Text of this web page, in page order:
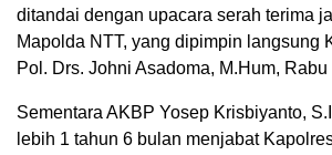
ditandai dengan upacara serah terima
Mapolda NTT, yang dipimpin langsung
Pol. Drs. Johni Asadoma, M.Hum, Rabu
Sementara AKBP Yosep Krisbiyanto,
lebih 1 tahun 6 bulan menjabat